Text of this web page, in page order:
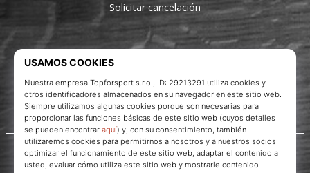
Acerca de nosotros
Servicio al cliente
Solicitar cancelación